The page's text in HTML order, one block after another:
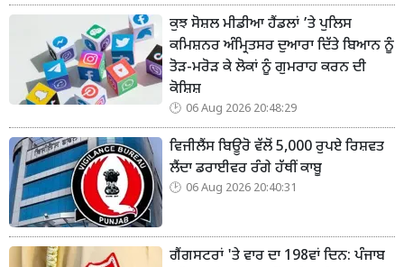
ਕੁਝ ਸੋਸ਼ਲ ਮੀਡੀਆ ਹੈਂਡਲਾਂ ’ਤੇ ਪੁਲਿਸ
ਕਮਿਸ਼ਨਰ ਅੰਮ੍ਰਿਤਸਰ ਦੁਆਰਾ ਦਿੱਤੇ ਬਿਆਨ ਨੂੰ
ਤੋੜ-ਮਰੋੜ ਕੇ ਲੋਕਾਂ ਨੂੰ ਗੁਮਰਾਹ ਕਰਨ ਦੀ
ਕੋਸ਼ਿਸ਼
06 Aug 2026 20:48:29
ਵਿਜੀਲੈਂਸ ਬਿਊਰੋ ਵੱਲੋਂ 5,000 ਰੁਪਏ ਰਿਸ਼ਵਤ
ਲੈਂਦਾ ਡਰਾਈਵਰ ਰੰਗੇ ਹੱਥੀਂ ਕਾਬੂ
06 Aug 2026 20:40:31
ਗੈਂਗਸਟਰਾਂ 'ਤੇ ਵਾਰ ਦਾ 198ਵਾਂ ਦਿਨ: ਪੰਜਾਬ